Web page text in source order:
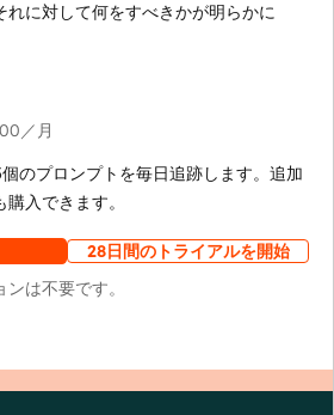
れに対して何をすべきかが明らかに
／月
のプロンプトを毎日追跡します。追加
入できます。
28日間のトライアルを開始
は不要です。